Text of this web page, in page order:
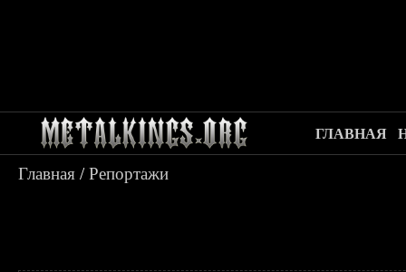
ГЛАВНАЯ
Главная /Репортажи